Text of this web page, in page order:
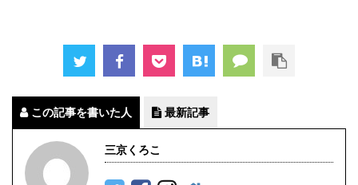
この記事を書いた人 最新記事
三京くろこ